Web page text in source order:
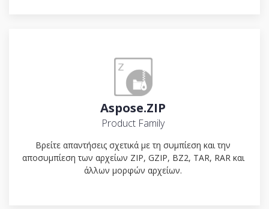
Aspose.ZIP
Product Family
Βρείτε απαντήσεις σχετικά με τη συμπίεση και την
αποσυμπίεση των αρχείων ZIP, GZIP, BZ2, TAR, RAR και
άλλων μορφών αρχείων.